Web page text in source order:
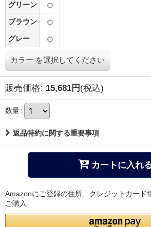
グリーン
ブラウン
グレー
カラー を選択してください
販売価格: 15,681円 (税込)
数量:
返品特約に関する重要事項
カートに入れ
Amazonにご登録の住所、クレジットカード
ご購入